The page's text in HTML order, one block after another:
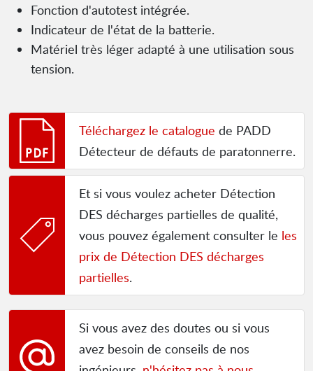
Fonction d'autotest intégrée.
Indicateur de l'état de la batterie.
Matériel très léger adapté à une utilisation sous
tension.
Téléchargez le catalogue de PADD
Détecteur de défauts de paratonnerre.
Et si vous voulez acheter Détection
DES décharges partielles de qualité,
vous pouvez également consulter le les
prix de Détection DES décharges
partielles.
Si vous avez des doutes ou si vous
avez besoin de conseils de nos